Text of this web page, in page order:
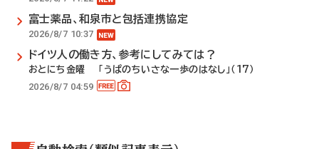
富士薬品、和泉市と包括連携協定
2026/8/7 10:37
ドイツ人の働き方、参考にしてみては？
おとにち金曜 「うぱのちいさな一歩のはなし」（17）
2026/8/7 04:59